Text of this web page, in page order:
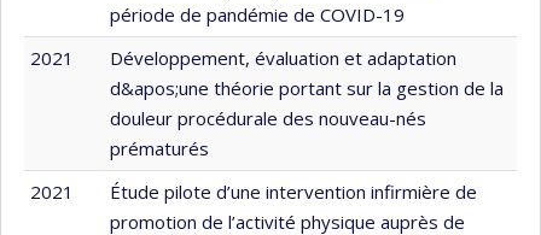
période de pandémie de COVID-19
2021
Développement, évaluation et adaptation
d&apos;une théorie portant sur la gestion de la
douleur procédurale des nouveau-nés
prématurés
2021
Étude pilote d’une intervention infirmière de
promotion de l’activité physique auprès de